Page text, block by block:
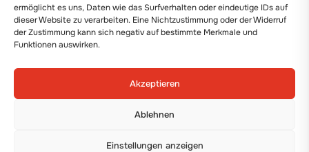
ermöglicht es uns, Daten wie das Surfverhalten oder eindeutige IDs auf
dieser Website zu verarbeiten. Eine Nichtzustimmung oder der Widerruf
der Zustimmung kann sich negativ auf bestimmte Merkmale und
Funktionen auswirken.
Akzeptieren
Ablehnen
Einstellungen anzeigen